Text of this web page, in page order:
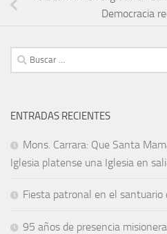
Democracia
ENTRADAS RECIENTES
Mons. Carrara: Que Santa
Iglesia platense una Iglesia en
Fiesta patronal en el santuario
95 años de presencia